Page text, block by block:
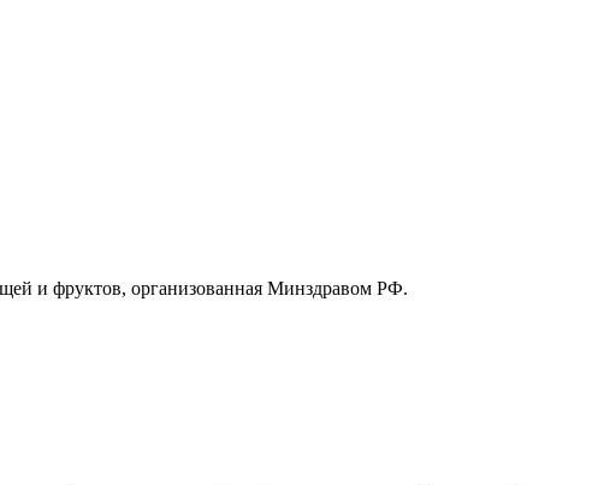
и фруктов, организованная Минздравом РФ.